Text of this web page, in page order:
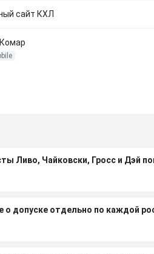
сайт КХЛ
Ливо, Чайковски, Гросс и Дэй
допуске отдельно по каждой